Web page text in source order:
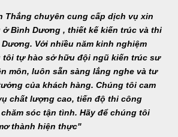
Thắng chuyên cung cấp dịch vụ xin
Bình Dương , thiết kế kiến trúc và thi
Với nhiều năm kinh nghiệm
tôi tự hào sở hữu đội ngũ kiến trúc sư
môn, luôn sẵn sàng lắng nghe và tư
của khách hàng. Chúng tôi cam
chất lượng cao, tiến độ thi công
sóc tận tình. Hãy để chúng tôi
thành hiện thực"